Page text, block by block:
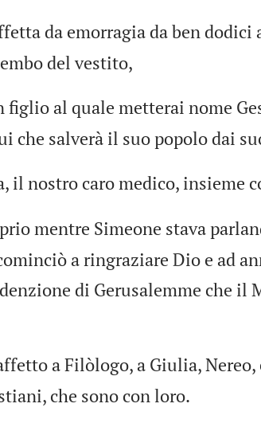
da emorragia da ben
del vestito,
figlio al quale metterai nome
che salverà il suo popolo dai
il nostro caro medico, insieme
mentre Simeone stava
a ringraziare Dio e ad
di Gerusalemme che il
a Filòlogo, a Giulia, Nereo,
che sono con loro.